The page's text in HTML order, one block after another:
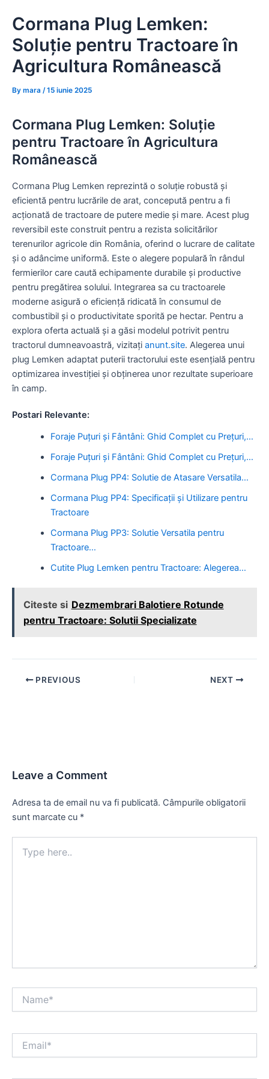
content
Cormana Plug Lemken:
Soluție pentru Tractoare în
Agricultura Românească
By mara /15 iunie 2025
Cormana Plug Lemken: Soluție
pentru Tractoare în Agricultura
Românească
Cormana Plug Lemken reprezintă o soluție robustă și
eficientă pentru lucrările de arat, concepută pentru a fi
acționată de tractoare de putere medie și mare. Acest plug
reversibil este construit pentru a rezista solicitărilor
terenurilor agricole din România, oferind o lucrare de calitate
și o adâncime uniformă. Este o alegere populară în rândul
fermierilor care caută echipamente durabile și productive
pentru pregătirea solului. Integrarea sa cu tractoarele
moderne asigură o eficiență ridicată în consumul de
combustibil și o productivitate sporită pe hectar. Pentru a
explora oferta actuală și a găsi modelul potrivit pentru
tractorul dumneavoastră, vizitați anunt.site. Alegerea unui
plug Lemken adaptat puterii tractorului este esențială pentru
optimizarea investiției și obținerea unor rezultate superioare
în camp.
Postari Relevante:
Foraje Puțuri și Fântâni: Ghid Complet cu Prețuri,…
Foraje Puțuri și Fântâni: Ghid Complet cu Prețuri,…
Cormana Plug PP4: Solutie de Atasare Versatila…
Cormana Plug PP4: Specificații și Utilizare pentru
Tractoare
Cormana Plug PP3: Solutie Versatila pentru
Tractoare…
Cutite Plug Lemken pentru Tractoare: Alegerea…
Citeste si Dezmembrari Balotiere Rotunde
pentru Tractoare: Solutii Specializate
Post PREVIOUS NEXT
Leave a Comment
Adresa ta de email nu va fi publicată. Câmpurile obligatorii
sunt marcate cu *
here..